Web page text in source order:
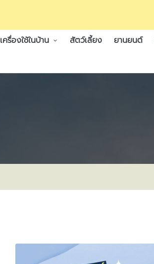
เครื่องใช้ในบ้าน สัตว์เลี้ยง ยานยนต์